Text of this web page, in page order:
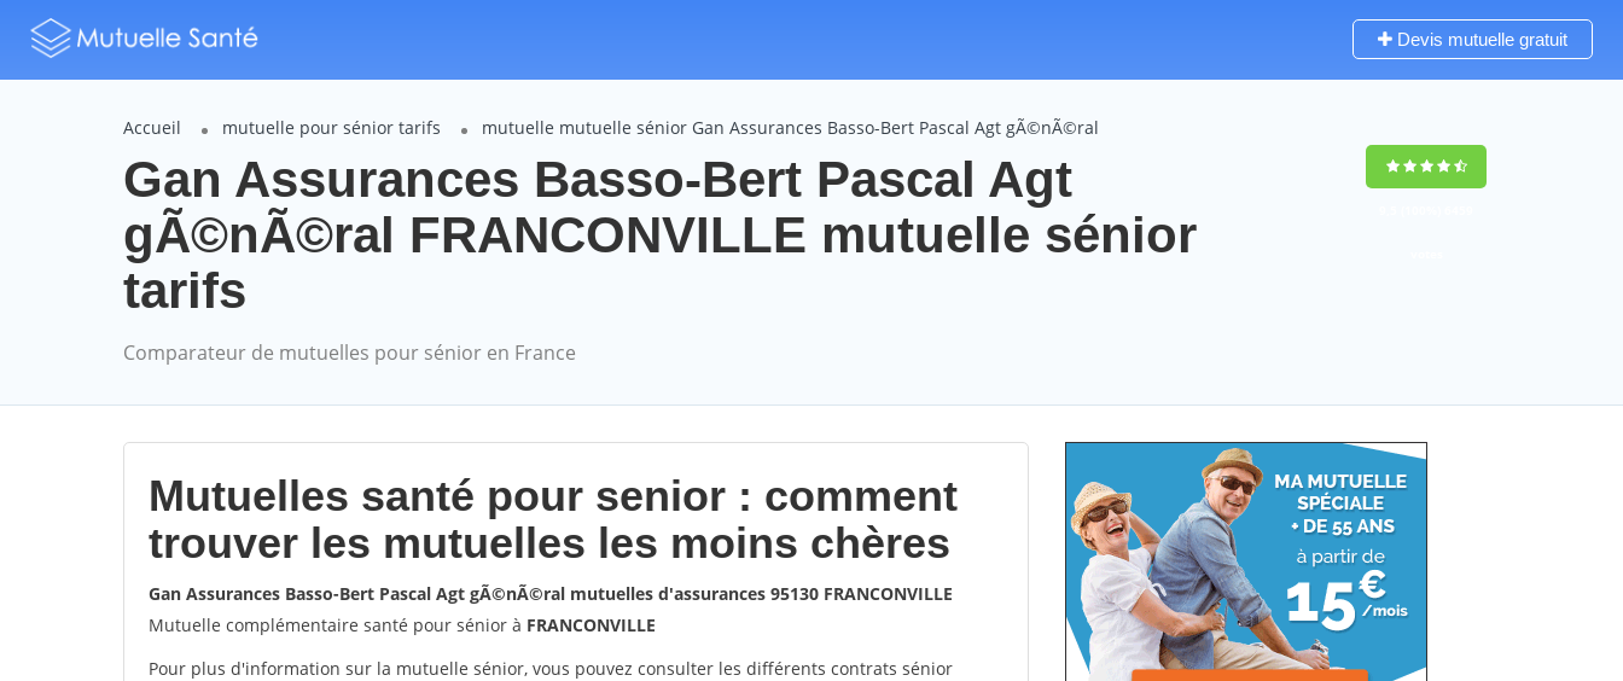
Devis mutuelle gratuit
Accueil mutuelle pour sénior tarifs mutuelle mutuelle sénior Gan Assurances Basso-Bert Pascal Agt gÃ©nÃ©ral
Gan Assurances Basso-Bert Pascal Agt
gÃ©nÃ©ral FRANCONVILLE mutuelle sénior
tarifs
Comparateur de mutuelles pour sénior en France
Mutuelles santé pour senior : comment
trouver les mutuelles les moins chères
Gan Assurances Basso-Bert Pascal Agt gÃ©nÃ©ral mutuelles d'assurances 95130 FRANCONVILLE
Mutuelle complémentaire santé pour sénior à FRANCONVILLE
Pour plus d'information sur la mutuelle sénior, vous pouvez consulter les différents contrats sénior